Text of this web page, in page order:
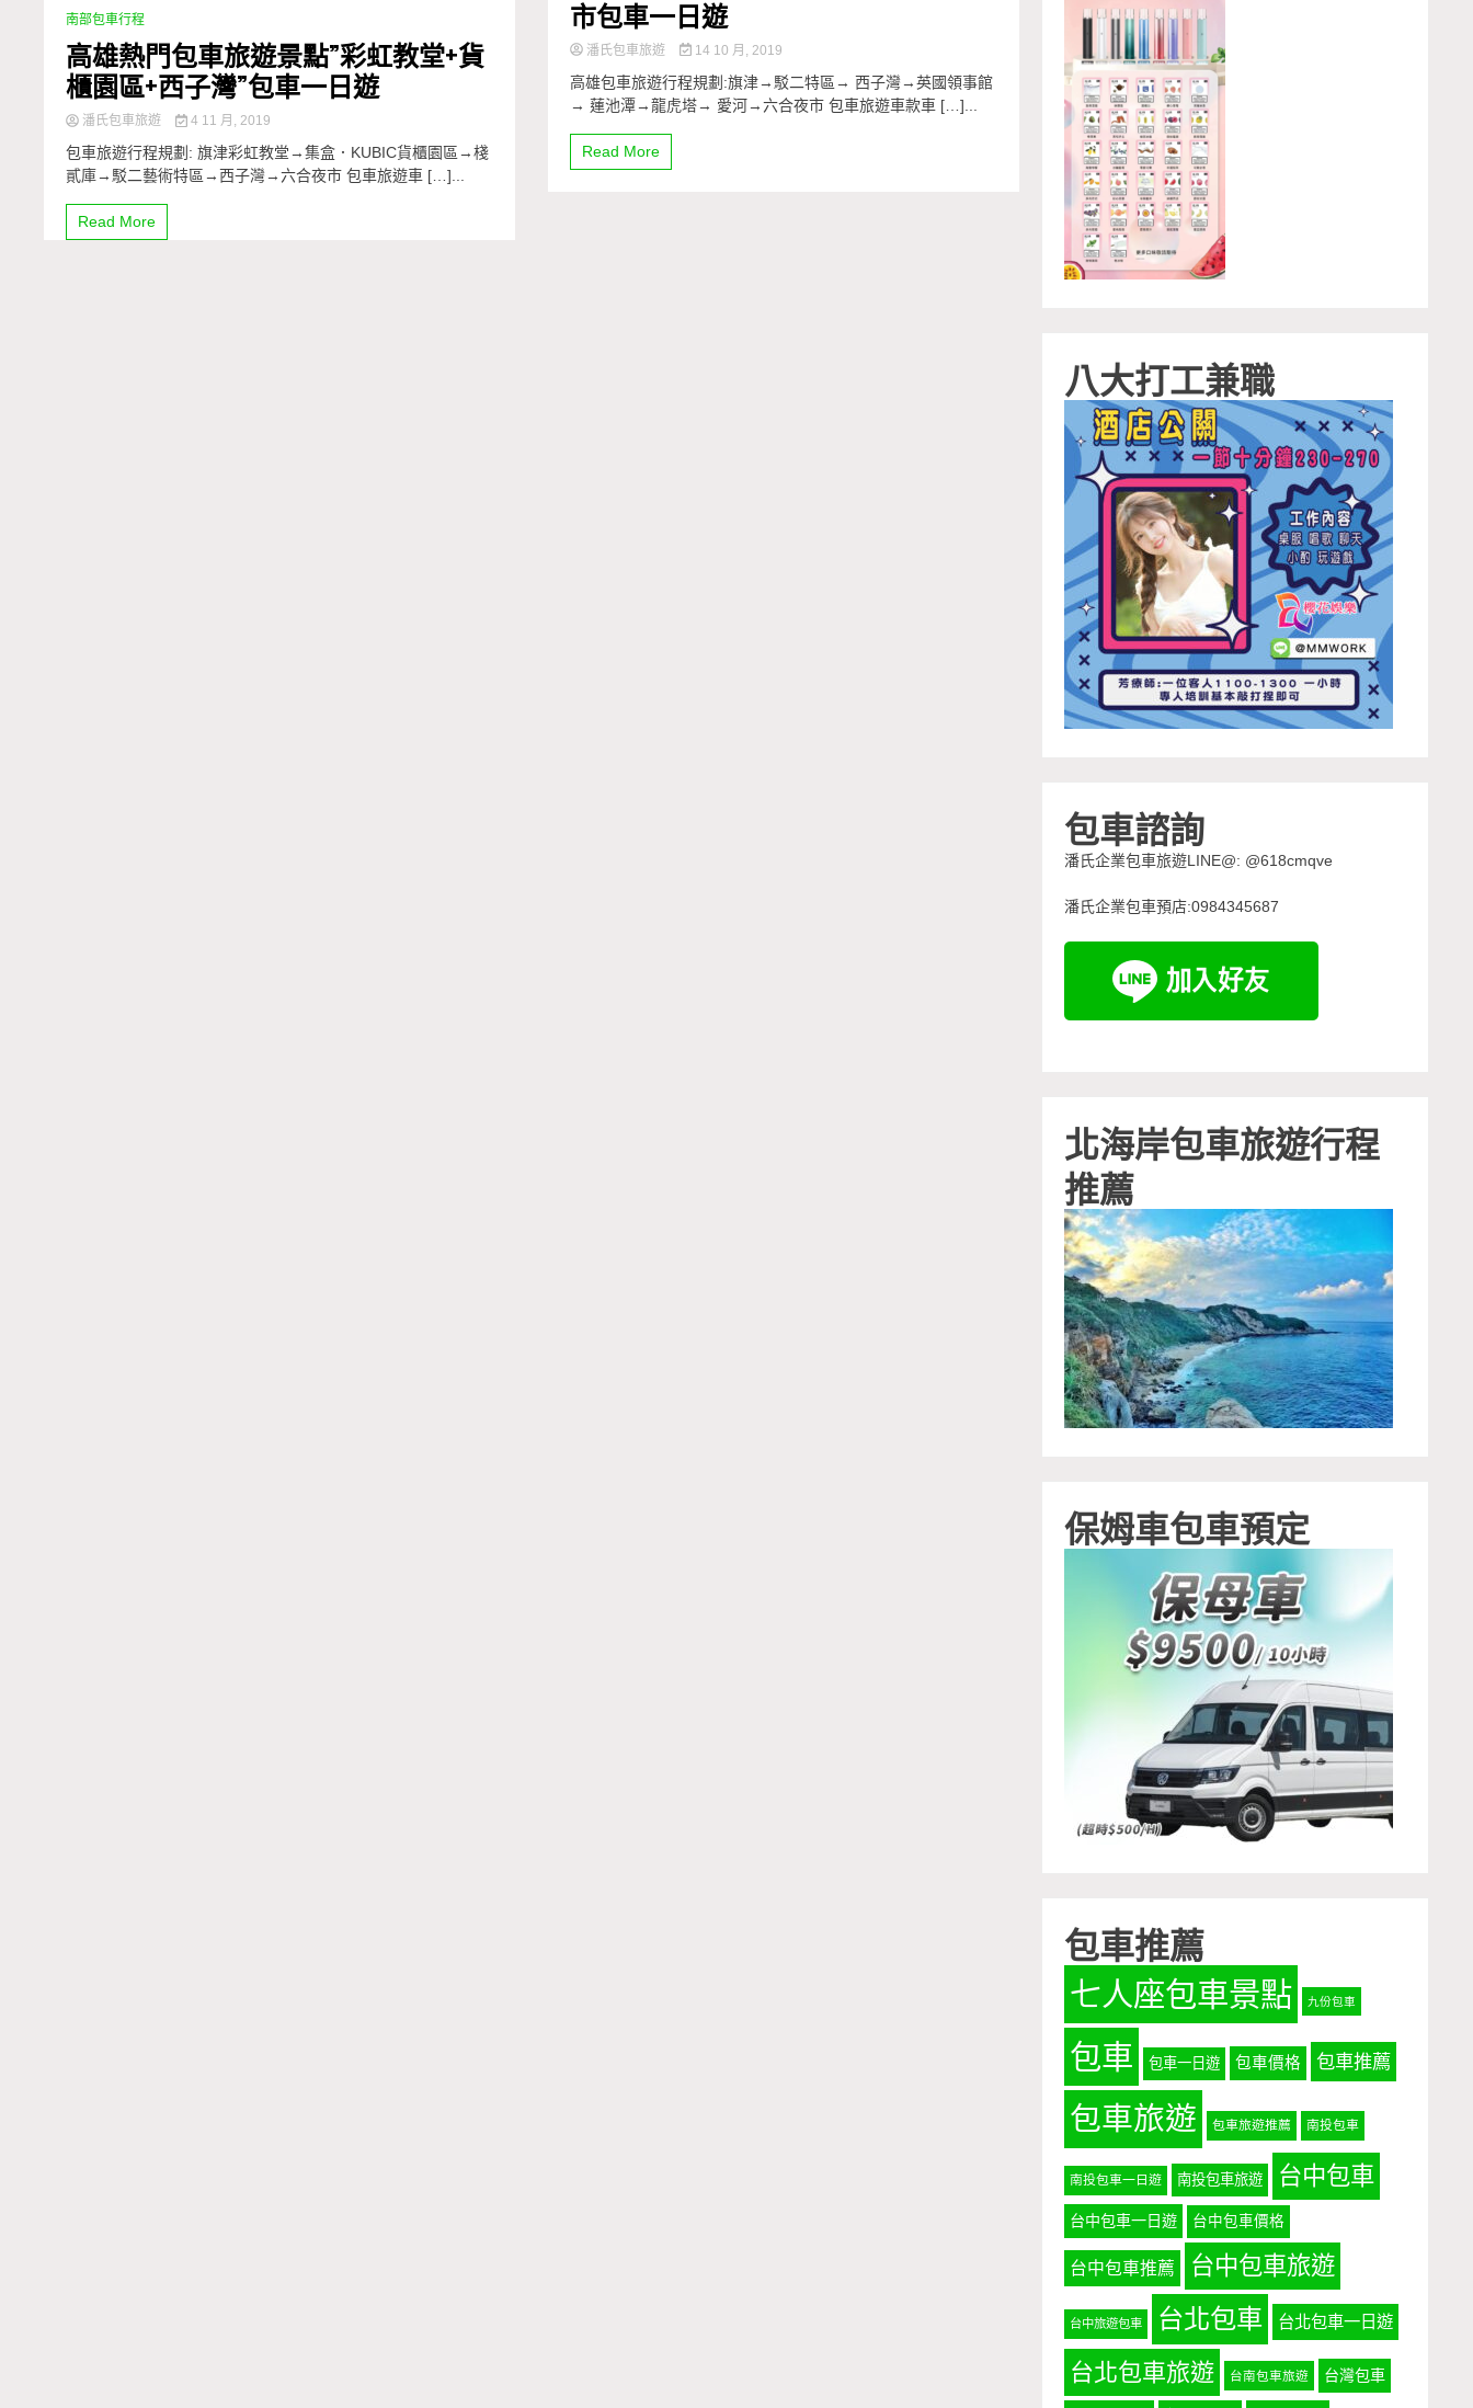
南部包車行程
高雄熱門包車旅遊景點”彩虹教堂+貨
櫃園區+西子灣”包車一日遊
潘氏包車旅遊 4 11 月, 2019
包車旅遊行程規劃: 旗津彩虹教堂→集盒．KUBIC貨櫃園區→棧
貳庫→駁二藝術特區→西子灣→六合夜市 包車旅遊車 […]...
Read More
市包車一日遊
潘氏包車旅遊 14 10 月, 2019
高雄包車旅遊行程規劃:旗津→駁二特區→ 西子灣→英國領事館
→ 蓮池潭→龍虎塔→ 愛河→六合夜市 包車旅遊車款車 […]...
Read More
八大打工兼職
包車諮詢
潘氏企業包車旅遊LINE@: @618cmqve
潘氏企業包車預店:0984345687
北海岸包車旅遊行程
推薦
保姆車包車預定
包車推薦
七人座包車景點 九份包車
包車 包車一日遊 包車價格 包車推薦
包車旅遊 包車旅遊推薦 南投包車
南投包車一日遊 南投包車旅遊 台中包車
台中包車一日遊 台中包車價格
台中包車推薦 台中包車旅遊
台中旅遊包車 台北包車 台北包車一日遊
台北包車旅遊 台南包車旅遊 台灣包車